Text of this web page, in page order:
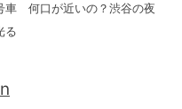
車 何口が近いの？渋谷の夜
る